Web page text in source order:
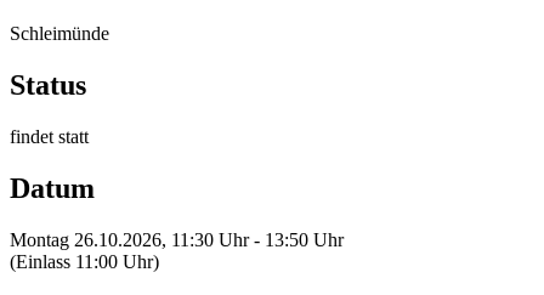
Schleimünde
Status
findet statt
Datum
Montag 26.10.2026, 11:30 Uhr - 13:50 Uhr
(Einlass 11:00 Uhr)